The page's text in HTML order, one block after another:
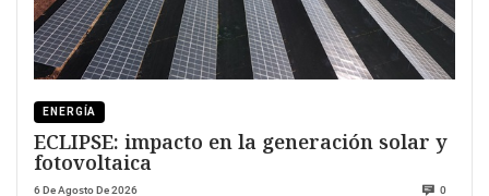
ENERGÍA
ECLIPSE: impacto en la generación solar y
fotovoltaica
6 De Agosto De 2026 0